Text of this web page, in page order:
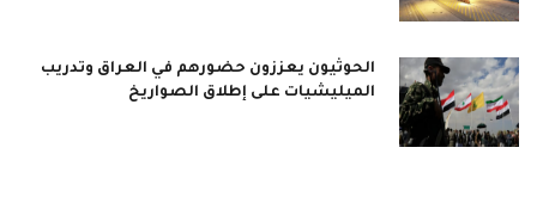
الحوثيون يعززون حضورهم في العراق وتدريب
الميليشيات على إطلاق الصواريخ